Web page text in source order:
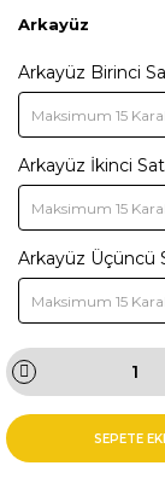
Arkayüz
Arkayüz Birinci
Arkayüz İkinci
Arkayüz Üçüncü
SEPETE